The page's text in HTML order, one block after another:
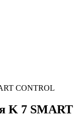
CONTROL
K 7 SMART